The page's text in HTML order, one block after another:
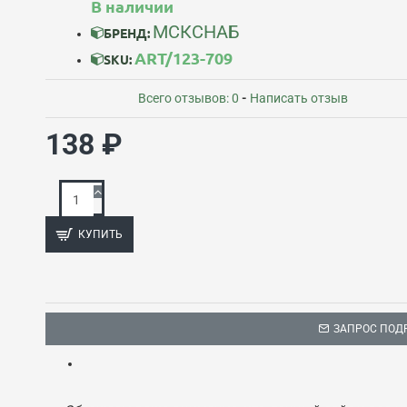
В наличии
БРЕНД: МСКСНАБ
SKU:ART/123-709
Всего отзывов: 0 - Написать отзыв
138 ₽
КУПИТЬ
ЗАПРОС